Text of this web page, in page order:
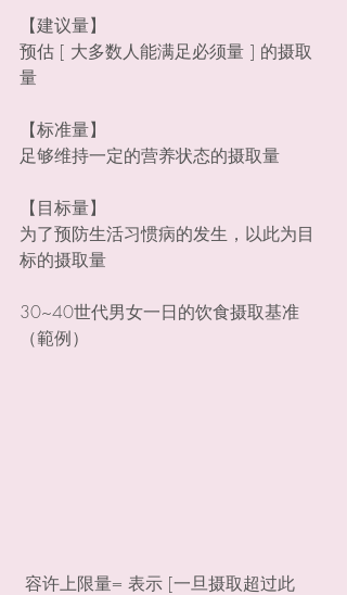
【建议量】
预估 [ 大多数人能满足必须量 ] 的摄取
量
【标准量】
足够维持一定的营养状态的摄取量
【目标量】
为了预防生活习惯病的发生，以此为目
标的摄取量
30~40世代男女一日的饮食摄取基准
（範例）